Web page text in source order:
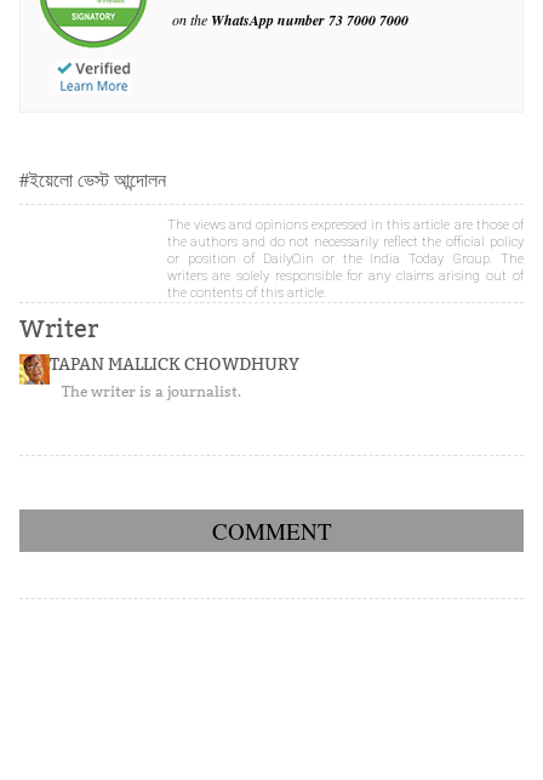
on the WhatsApp number73 7000 7000
#ইয়েলো ভেস্ট আন্দোলন
The views and opinions expressed in this article are those of
the authors and do not necessarily reflect the official policy
or position of DailyO.in or the India Today Group. The
writers are solely responsible for any claims arising out of
the contents of this article.
Writer
TAPAN MALLICK CHOWDHURY
The writer is a journalist.
COMMENT